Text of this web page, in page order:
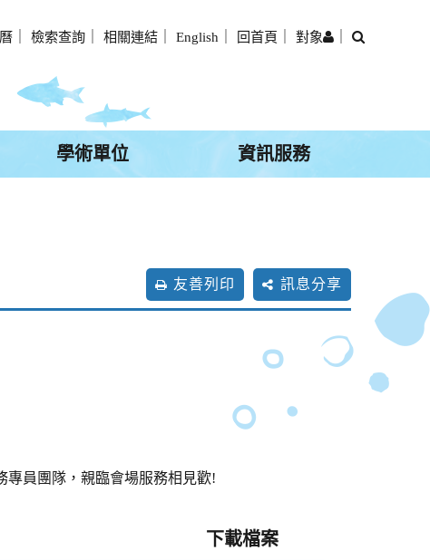
檢索查詢 相關連結 English 回首頁 對象
學術單位 資訊服務
友善列印 訊息分享
專員團隊，親臨會場服務相見歡!
下載檔案